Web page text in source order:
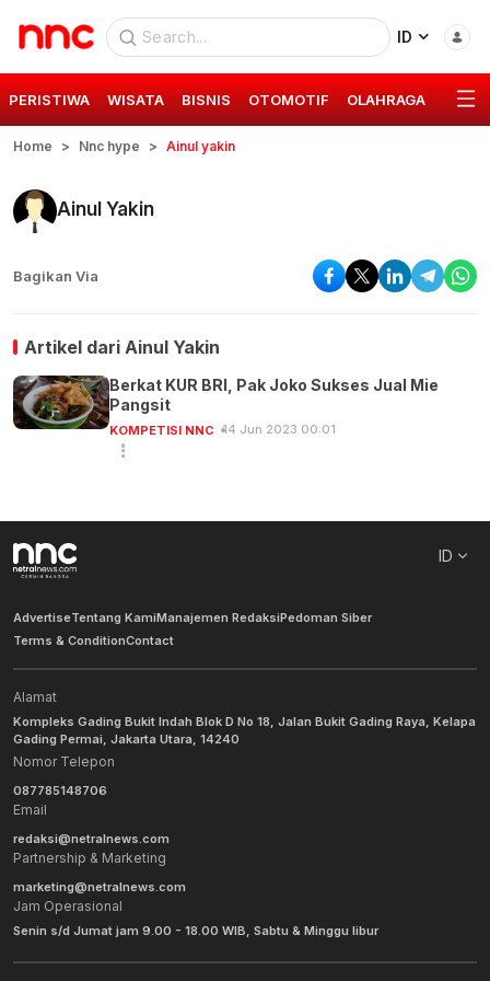
ID
PERISTIWA WISATA BISNIS OTOMOTIF OLAHRAGA GAYA
Home Nnc hype Ainul yakin
Ainul Yakin
Bagikan Via
Artikel dari Ainul Yakin
Berkat KUR BRI, Pak Joko Sukses Jual Mie
Pangsit
KOMPETISI NNC 14 Jun 2023 00:01
ID
AdvertiseTentang KamiManajemen RedaksiPedoman Siber
Terms & ConditionContact
Alamat
Kompleks Gading Bukit Indah Blok D No 18, Jalan Bukit Gading Raya, Kelapa
Gading Permai, Jakarta Utara, 14240
Nomor Telepon
087785148706
Email
redaksi@netralnews.com
Partnership & Marketing
marketing@netralnews.com
Jam Operasional
Senin s/d Jumat jam 9.00 - 18.00 WIB, Sabtu & Minggu libur